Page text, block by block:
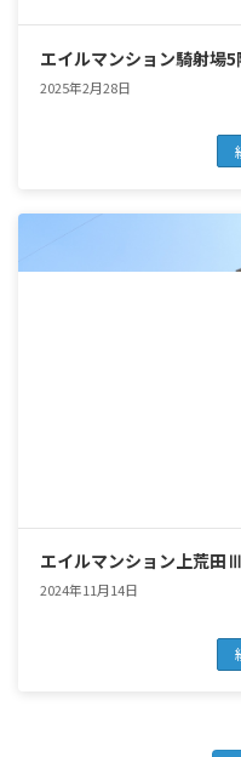
エイルマンション騎射場5
2025年2月28日
エイルマンション上荒田
2024年11月14日